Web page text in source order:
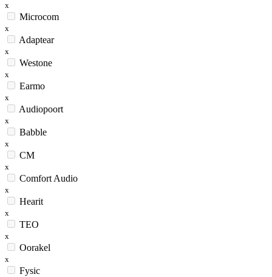
x
Microcom
x
Adaptear
x
Westone
x
Earmo
x
Audiopoort
x
Babble
x
CM
x
Comfort Audio
x
Hearit
x
TEO
x
Oorakel
x
Fysic